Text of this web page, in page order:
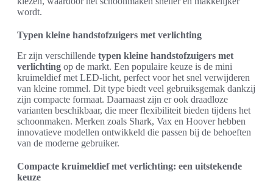
wordt.
Typen kleine handstofzuigers met verlichting
Er zijn verschillende typen kleine handstofzuigers met
verlichting op de markt. Een populaire keuze is de mini
kruimeldief met LED-licht, perfect voor het snel verwijderen
van kleine rommel. Dit type biedt veel gebruiksgemak dankzij
zijn compacte formaat. Daarnaast zijn er ook draadloze
varianten beschikbaar, die meer flexibiliteit bieden tijdens het
schoonmaken. Merken zoals Shark, Vax en Hoover hebben
innovatieve modellen ontwikkeld die passen bij de behoeften
van de moderne gebruiker.
Compacte kruimeldief met verlichting: een uitstekende
keuze